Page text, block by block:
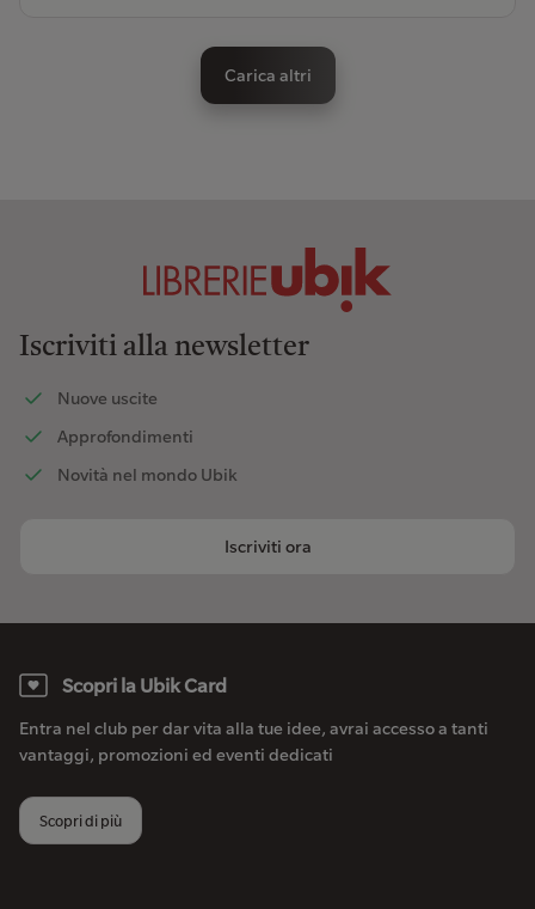
Carica altri
Iscriviti alla newsletter
Nuove uscite
Approfondimenti
Novità nel mondo Ubik
Iscriviti ora
Scopri la Ubik Card
Entra nel club per dar vita alla tue idee, avrai accesso a tanti
vantaggi, promozioni ed eventi dedicati
Scopri di più